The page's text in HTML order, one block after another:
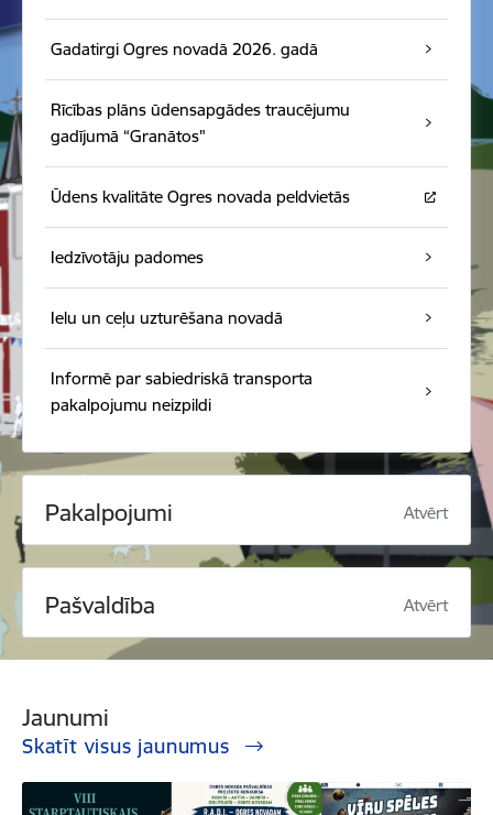
Gadatirgi Ogres novadā 2026. gadā
Rīcības plāns ūdensapgādes traucējumu
gadījumā “Granātos"
Ūdens kvalitāte Ogres novada peldvietās
Iedzīvotāju padomes
Ielu un ceļu uzturēšana novadā
Informē par sabiedriskā transporta
pakalpojumu neizpildi
Pakalpojumi Atvērt
Pašvaldība Atvērt
Jaunumi
Skatīt visus jaunumus